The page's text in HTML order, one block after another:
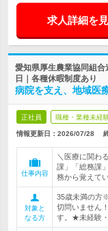
求人詳細を
愛知県厚生農業協同組
日｜各種休暇制度あり
病院を支え、地域医
正社員 職種・業種未経
情報更新日：2026/07/28
仕事内容
＼医療に関わ
課」「総務課
務から覚えて
対象と
なる方
35歳未満の方
切問いません
す。★未経験